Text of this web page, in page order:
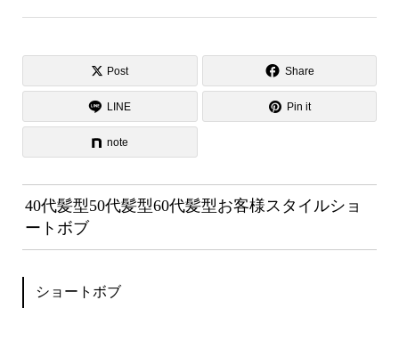
Post Share
LINE Pin it
note
40代髪型50代髪型60代髪型お客様スタイルショ
ートボブ
ショートボブ